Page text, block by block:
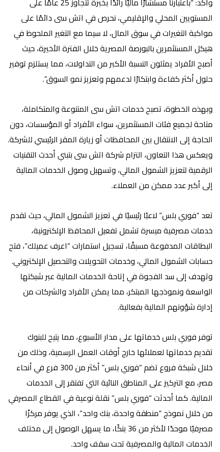
المستويين المحلي والإقليمي، نحرص في اتش سى دائمًا على
مواكبة التغيرات في سوق المال، لا سيما مع التغير الملحوظ في
هيكل المستثمرين بالبورصة المصرية خلال الفترة الأخيرة، حيث
أصبح الأفراد يمثلون النسبة الأكبر من التداولات، مما يستلزم توفير
حلول أكثر كفاءة وابتكارًا لدعمهم وتعزيز نمو السوق”.
وبهذه الخطوة، تصبح خدمات اتش سى المتنوعة والمتكاملة،
متاحة لجميع فئات المستثمرين، سواء الأفراد أو المؤسسات، دون
الحاجة إلى الانتقال بين المحافظات أو زيارة المقر الرئيسي للشركة.
ويعكس هذا التعاون، التزام شركة اتش سى بتبني أحدث التقنيات
الرقمية لتعزيز الشمول المالي، وتسهيل وصول الخدمات المالية
إلى أكبر عدد ممكن من العملاء.
تعد “فوري بلس” لاعبًا رئيسيًا في تعزيز الشمول المالي، حيث تقدم
خدمات مصرفية ميسرة تشمل تفعيل المحافظ الإلكترونية،
البطاقات المدفوعة مسبقًا، تسجيل استمارات “اعرف عميلك”، فتح
حسابات الشمول المالي، وخدمات التحويلات والتحصيل الإلكتروني.
وتهدف إلى سد الفجوة في إتاحة الخدمات المالية عبر شبكتها
الواسعة ونموذجها المبتكر، مما يمكن الأفراد والشركات من
إدارة شؤونهم المالية بفعالية.
توفر فوري بلس خدماتها على مدار الأسبوع، مما يتيح للبنوك
تقديم خدماتها لعملائها خارج أوقات العمل الرسمية، وذلك من
خلال شبكة فروع تضم “فوري بلس” أكثر من 300 فرع في أنحاء
مصر، مع التركيز على المناطق النائية التي تفتقر إلى الخدمات
المالية. كما أحدثت “فوري بلس” نقلة نوعية في القطاع المصرفي
من خلال نموذج “منطقة واحدة، بنك واحد”، الذي يوفر مركزًا
مصرفيًا موحدًا لأكثر من 36 بنكًا، ما يسهل الوصول إلى مختلف
الخدمات المالية والمصرفية تحت سقف واحد.